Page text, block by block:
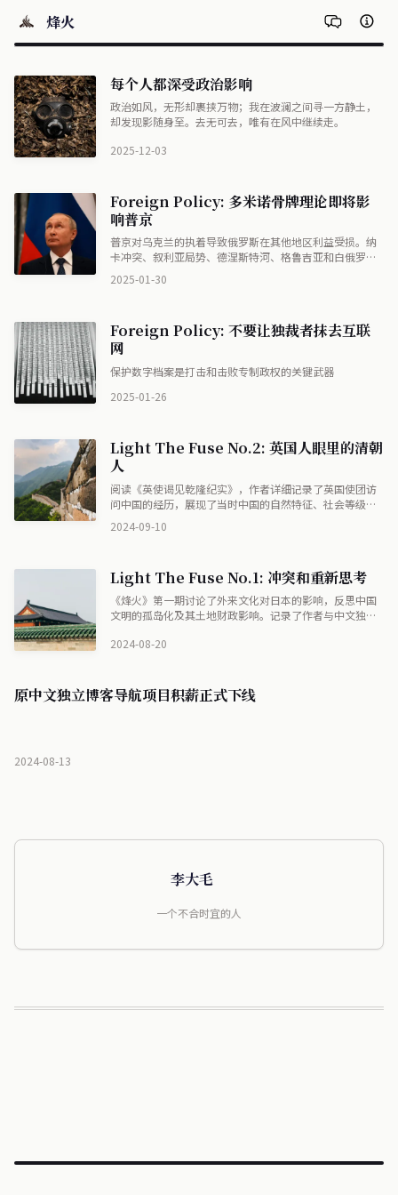
烽火
每个人都深受政治影响
政治如风，无形却裹挟万物；我在波澜之间寻一方静土，
却发现影随身至。去无可去，唯有在风中继续走。
2025-12-03
Foreign Policy: 多米诺骨牌理论即将影
响普京
普京对乌克兰的执着导致俄罗斯在其他地区利益受损。纳
卡冲突、叙利亚局势、德涅斯特河、格鲁吉亚和白俄罗斯
会,制定战略应对俄罗斯势力范围变化及后普京时代。
2025-01-30
Foreign Policy: 不要让独裁者抹去互联
网
保护数字档案是打击和击败专制政权的关键武器
2025-01-26
Light The Fuse No.2: 英国人眼里的清朝
人
阅读《英使谒见乾隆纪实》，作者详细记录了英国使团访
问中国的经历，展现了当时中国的自然特征、社会等级、
度和普通民众的拘谨，而对科学的重视程度则显不足，同
2024-09-10
Light The Fuse No.1: 冲突和重新思考
《烽火》第一期讨论了外来文化对日本的影响，反思中国
文明的孤岛化及其土地财政影响。记录了作者与中文独立
未来将更宏观地观察洼地社群。还提到阅读《1911: 帝制
2024-08-20
原中文独立博客导航项目积薪正式下线
2024-08-13
李大毛
一个不合时宜的人